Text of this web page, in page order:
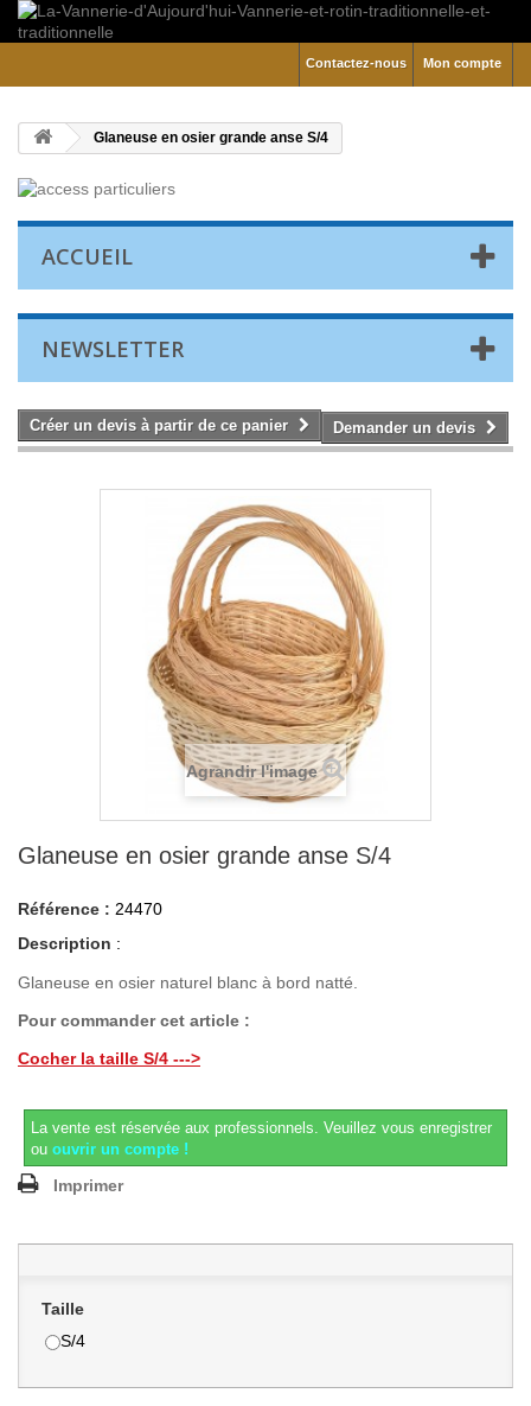
Mon compte
Contactez-nous
Glaneuse en osier grande anse S/4
ACCUEIL
NEWSLETTER
Créer un devis à partir de ce panier Demander un devis
Agrandir l'image
Glaneuse en osier grande anse S/4
Référence : 24470
Description :
Glaneuse en osier naturel blanc à bord natté.
Pour commander cet article :
Cocher la taille S/4 --->
La vente est réservée aux professionnels. Veuillez vous enregistrer
ou ouvrir un compte !
Imprimer
Taille
S/4